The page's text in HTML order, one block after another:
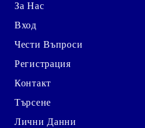
За Нас
Вход
Чести Въпроси
Регистрация
Контакт
Търсене
Лични Данни